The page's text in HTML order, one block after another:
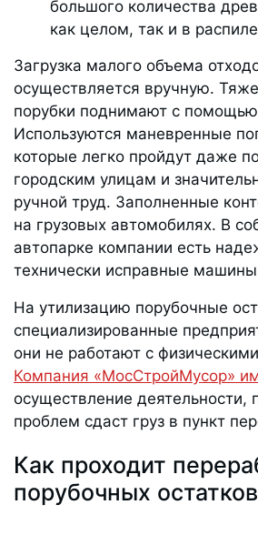
большого количества
как целом, так и в
Загрузка малого объема
осуществляется вручную.
порубки поднимают с помощью
Используются маневренные
которые легко пройдут даже
городским улицам и
ручной труд. Заполненные
на грузовых автомобилях. В
автопарке компании есть
технически исправные
На утилизацию порубочные
специализированные
они не работают с
Компания «МосСтройМусор»
осуществление деятельности,
проблем сдаст груз в пункт
Как проходит
порубочных остатков